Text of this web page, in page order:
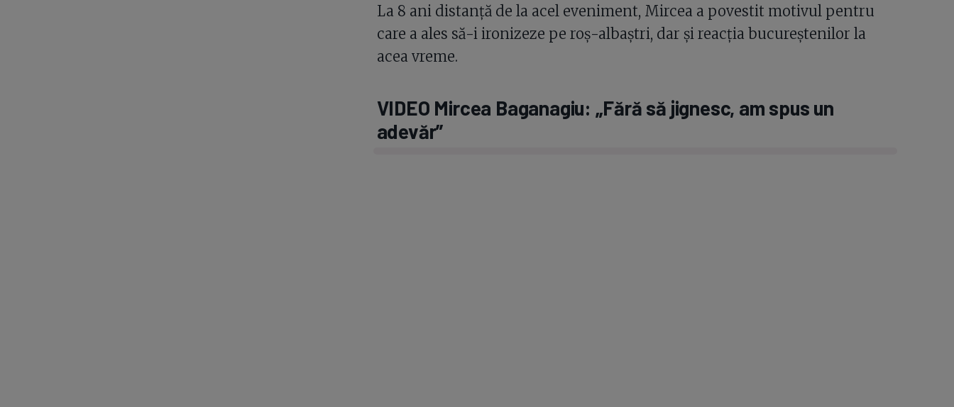
La 8 ani distanță de la acel eveniment, Mircea a povestit motivul pentru
care a ales să-i ironizeze pe roș-albaștri, dar și reacția bucureștenilor la
acea vreme.
VIDEO Mircea Baganagiu: „Fără să jignesc, am spus un
adevăr”